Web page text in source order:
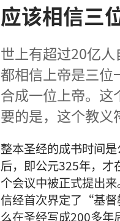
应该相信三
世上有超过20亿
都相信上帝是三位
合成一位上帝。这
要的是，这个教义
整本圣经的成书时间
后，即公元325年，才
个会议中被正式提出
信经首次界定了“基
么在圣经写成200多年